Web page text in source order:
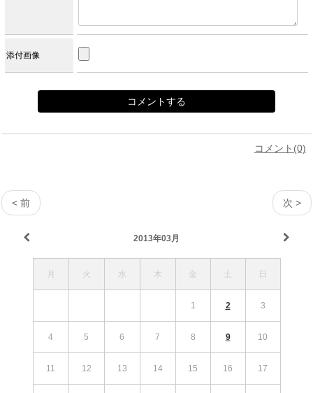
添付画像
コメント(0)
< 前 次 >
2013年03月
月 火 水 木 金 土 日
1 2 3
4 5 6 7 8 9 10
11 12 13 14 15 16 17